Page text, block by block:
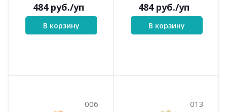
484руб./уп
В корзину
484руб./уп
В корзину
006 013